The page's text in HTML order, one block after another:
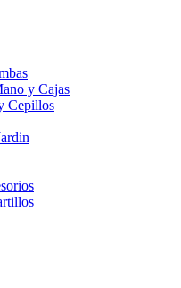
y Cajas
Cepillos